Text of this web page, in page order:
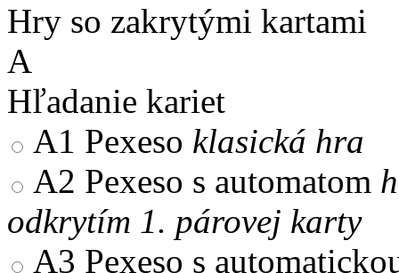
Hry so zakrytými kartami
A
Hľadanie kariet
A1 Pexeso klasická hra
A2 Pexeso s automatom
odkrytím 1. párovej karty
A3 Pexeso s